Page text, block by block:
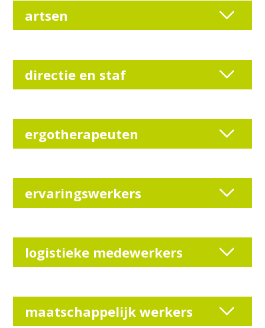
artsen
directie en staf
ergotherapeuten
ervaringswerkers
logistieke medewerkers
maatschappelijk werkers